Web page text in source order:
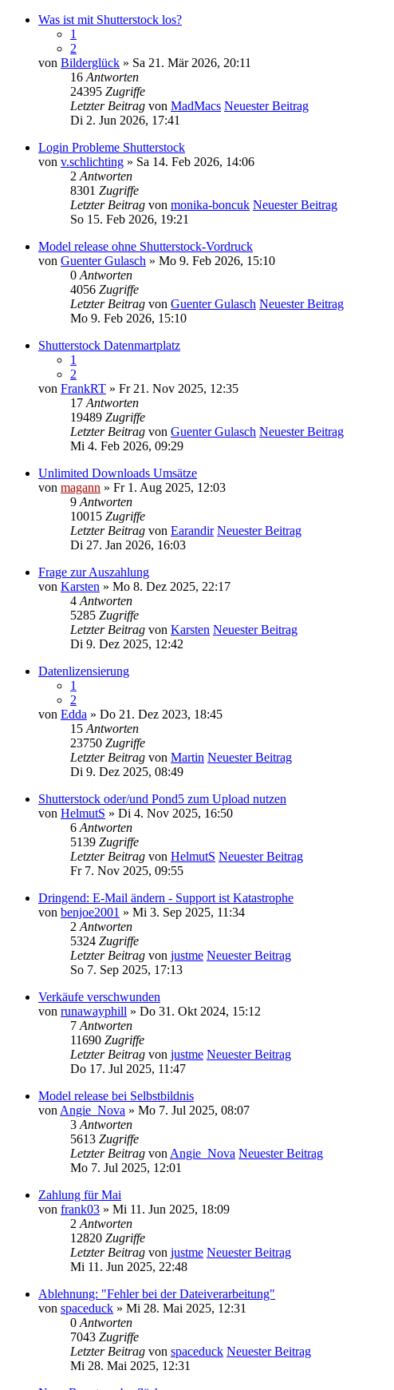
Was ist mit Shutterstock los?
1
2
von Bilderglück » Sa 21. Mär 2026, 20:11
16 Antworten
24395 Zugriffe
Letzter Beitrag von MadMacs Neuester Beitrag
Di 2. Jun 2026, 17:41
Login Probleme Shutterstock
von v.schlichting » Sa 14. Feb 2026, 14:06
2 Antworten
8301 Zugriffe
Letzter Beitrag von monika-boncuk Neuester Beitrag
So 15. Feb 2026, 19:21
Model release ohne Shutterstock-Vordruck
von Guenter Gulasch » Mo 9. Feb 2026, 15:10
0 Antworten
4056 Zugriffe
Letzter Beitrag von Guenter Gulasch Neuester Beitrag
Mo 9. Feb 2026, 15:10
Shutterstock Datenmartplatz
1
2
von FrankRT » Fr 21. Nov 2025, 12:35
17 Antworten
19489 Zugriffe
Letzter Beitrag von Guenter Gulasch Neuester Beitrag
Mi 4. Feb 2026, 09:29
Unlimited Downloads Umsätze
von magann » Fr 1. Aug 2025, 12:03
9 Antworten
10015 Zugriffe
Letzter Beitrag von Earandir Neuester Beitrag
Di 27. Jan 2026, 16:03
Frage zur Auszahlung
von Karsten » Mo 8. Dez 2025, 22:17
4 Antworten
5285 Zugriffe
Letzter Beitrag von Karsten Neuester Beitrag
Di 9. Dez 2025, 12:42
Datenlizensierung
1
2
von Edda » Do 21. Dez 2023, 18:45
15 Antworten
23750 Zugriffe
Letzter Beitrag von Martin Neuester Beitrag
Di 9. Dez 2025, 08:49
Shutterstock oder/und Pond5 zum Upload nutzen
von HelmutS » Di 4. Nov 2025, 16:50
6 Antworten
5139 Zugriffe
Letzter Beitrag von HelmutS Neuester Beitrag
Fr 7. Nov 2025, 09:55
Dringend: E-Mail ändern - Support ist Katastrophe
von benjoe2001 » Mi 3. Sep 2025, 11:34
2 Antworten
5324 Zugriffe
Letzter Beitrag von justme Neuester Beitrag
So 7. Sep 2025, 17:13
Verkäufe verschwunden
von runawayphill » Do 31. Okt 2024, 15:12
7 Antworten
11690 Zugriffe
Letzter Beitrag von justme Neuester Beitrag
Do 17. Jul 2025, 11:47
Model release bei Selbstbildnis
von Angie_Nova » Mo 7. Jul 2025, 08:07
3 Antworten
5613 Zugriffe
Letzter Beitrag von Angie_Nova Neuester Beitrag
Mo 7. Jul 2025, 12:01
Zahlung für Mai
von frank03 » Mi 11. Jun 2025, 18:09
2 Antworten
12820 Zugriffe
Letzter Beitrag von justme Neuester Beitrag
Mi 11. Jun 2025, 22:48
Ablehnung: "Fehler bei der Dateiverarbeitung"
von spaceduck » Mi 28. Mai 2025, 12:31
0 Antworten
7043 Zugriffe
Letzter Beitrag von spaceduck Neuester Beitrag
Mi 28. Mai 2025, 12:31